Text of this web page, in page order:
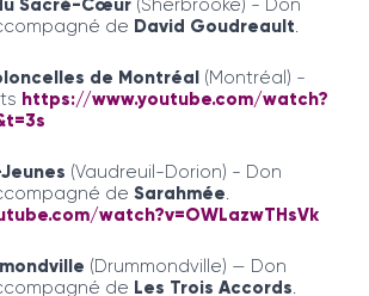
Sacré-Cœur (Sherbrooke) - Don
de David Goudreault.
de Montréal (Montréal) -
https://www.youtube.com/watch?
(Vaudreuil-Dorion) - Don
de Sarahmée.
watch?v=OWLazwTHsVk
(Drummondville) — Don
de Les Trois Accords.